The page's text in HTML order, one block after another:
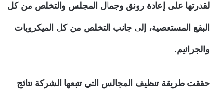
لقدرتها على إعادة رونق وجمال المجلس والتخلص من كل
البقع المستعصية، إلى جانب التخلص من كل الميكروبات
والجراثيم.
حققت طريقة تنظيف المجالس التي تتبعها الشركة نتائج